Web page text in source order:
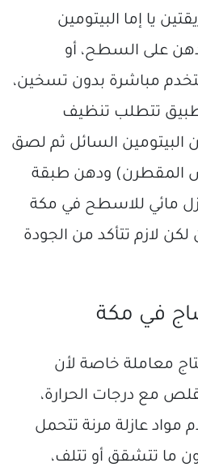
يا إما البيتومين
على السطح، أو
مباشرة بدون تسخين،
تتطلب تنظيف
السائل ثم لصق
المقطرن) ودهن طبقة
مائي للاسطح في مكة
لكن لازم تتأكد من الجودة
في مكة
معاملة خاصة لأن
مع درجات الحرارة،
مواد عازلة مرنة تتحمل
ما تتشقق أو تتلف،